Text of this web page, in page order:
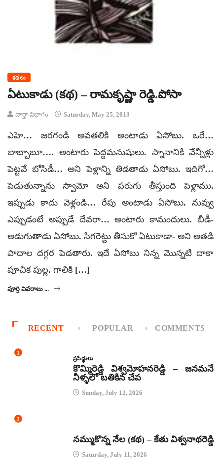
కథలు
ఏటుకాడు (కథ) – రామకృష్ణా రెడ్డి.పోసా
వార్తా విభాగం Saturday, May 25, 2013
ఎహె… జరగండి అవతలికి అంటాడు ఏసోబు. ఒరే…
బాబ్బాబూ…. అంటారు పెద్దమనుషులు. స్నానానికి వేన్నీళ్లు
పెట్టవే బోసిడీ… అని పెళ్లాన్ని తిడతాడు ఏసోబు. ఇదిగో…
పెడుతున్నాను స్వామో అని పరుగు తీస్తుంది పెళ్లాము.
ఇప్పుడు కాదు వెళ్లండి… రేపు అంటాడు ఏసోబు. నువ్వు
ఎప్పుడంటే అప్పుడే దేవరా… అంటారు కామందులు. బీడీ-
అడుగుతాడు ఏసోబు. సిగరెట్టు తీసుకో ఏటుకాడా- అని అతడి
పాదాల దగ్గర పెడతారు. ఇదే ఏసోబు నిన్న మొన్నటి దాకా
పూచిక పుల్ల. గాలికి […]
పూర్తి వివరాలు ...
RECENT POPULAR COMMENTS
1
ప్రసిద్ధులు
కొమ్మిరెడ్డి విశ్వమోహనరెడ్డి – జనమనే
నీళ్ళలో బతికిన చేప
Sunday, July 12, 2026
2
నమ్ముకొన్న నేల (కథ) – కేతు విశ్వనాథరెడ్డి
Saturday, July 11, 2026